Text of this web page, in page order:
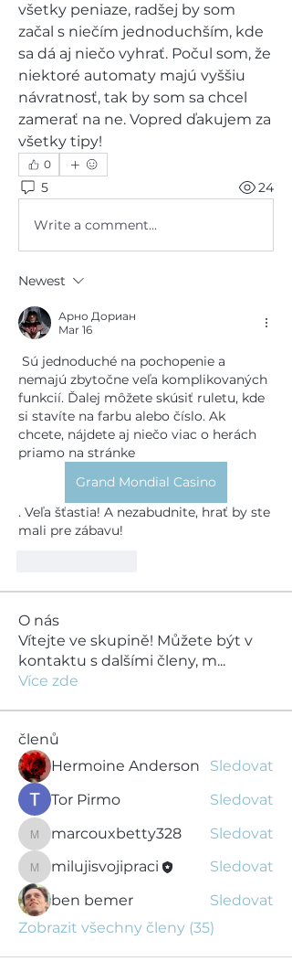
všetky peniaze, radšej by som
začal s niečím jednoduchším, kde
sa dá aj niečo vyhrať. Počul som, že
niektoré automaty majú vyššiu
návratnosť, tak by som sa chcel
zamerať na ne. Vopred ďakujem za
všetky tipy!
0
5 24
Write a comment...
Newest
Арно Дориан
Mar 16
nemajú zbytočne veľa komplikovaných
funkcií. Ďalej môžete skúsiť ruletu, kde
si stavíte na farbu alebo číslo. Ak
chcete, nájdete aj niečo viac o herách
priamo na stránke
Grand Mondial Casino
. Veľa šťastia! A nezabudnite, hrať by ste
mali pre zábavu!
O nás
Vítejte ve skupině! Můžete být v
kontaktu s dalšími členy, m...
Více zde
členů
Hermoine Anderson
Sledovat
Tor Pirmo
Sledovat
marcouxbetty328
marcouxbetty328 Sledovat
milujisvojipraci
milujisvojipraci
Sledovat
ben bemer
Sledovat
Zobrazit všechny členy (35)